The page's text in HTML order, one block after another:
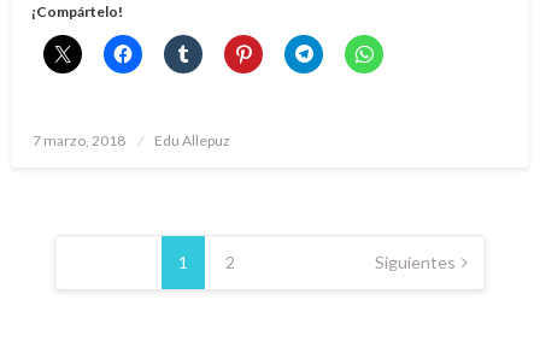
¡Compártelo!
Publicado
7 marzo, 2018 Edu Allepuz
Paginación
entradas
1 2 Siguientes